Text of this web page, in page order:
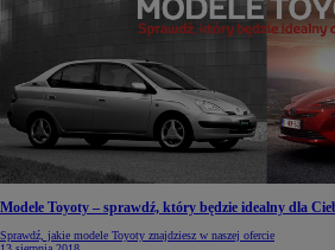
Modele Toyoty – sprawdź, który będzie idealny dla
Sprawdź, jakie modele Toyoty znajdziesz w naszej ofercie